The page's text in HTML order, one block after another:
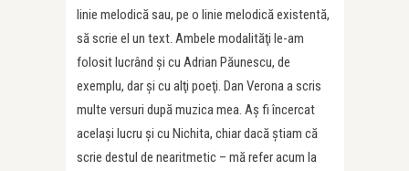
linie melodică sau, pe o linie melodică existentă,
să scrie el un text. Ambele modalităţi le-am
folosit lucrând şi cu Adrian Păunescu, de
exemplu, dar şi cu alţi poeţi. Dan Verona a scris
multe versuri după muzica mea. Aș fi încercat
acelaşi lucru şi cu Nichita, chiar dacă știam că
scrie destul de nearitmetic – mă refer acum la